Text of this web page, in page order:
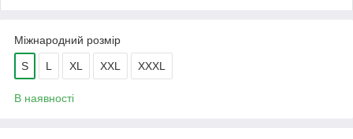
Міжнародний розмір
S L XL XXL XXXL
В наявності